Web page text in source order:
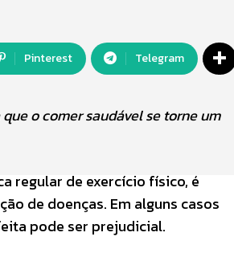
Pinterest Telegram
o comer saudável se torne um
regular de exercício físico, é
de doenças. Em alguns casos
pode ser prejudicial.